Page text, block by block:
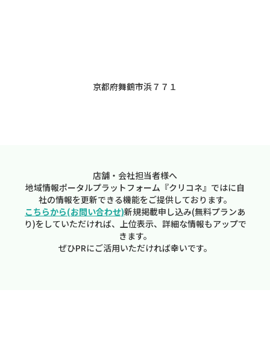
京都府舞鶴市浜７７１
店舗・会社担当者様へ
地域情報ポータルプラットフォーム『クリコネ』ではに自
社の情報を更新できる機能をご提供しております。
こちらから(お問い合わせ)新規掲載申し込み(無料プランあ
り)をしていただければ、上位表示、詳細な情報もアップで
きます。
ぜひPRにご活用いただければ幸いです。